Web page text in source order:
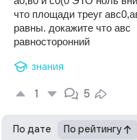
что площади треуг
равны. докажите что авс
равносторонний
знания
1 5
По дате По рейтингу